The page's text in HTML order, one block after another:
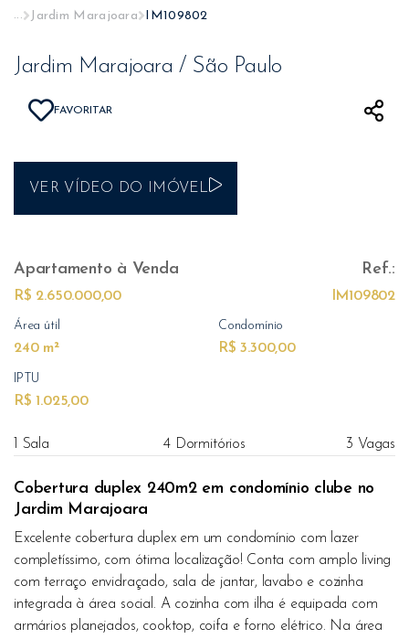
... Jardim Marajoara IM109802
Jardim Marajoara / São Paulo
FAVORITAR
VER VÍDEO DO IMÓVEL
Apartamento à Venda
R$ 2.650.000,00
Ref.:
IM109802
Área útil
240 m²
Condomínio
R$ 3.300,00
IPTU
R$ 1.025,00
1 Sala 4 Dormitórios 3 Vagas
Cobertura duplex 240m2 em condomínio clube no
Jardim Marajoara
Excelente cobertura duplex em um condomínio com lazer
completíssimo, com ótima localização! Conta com amplo living
com terraço envidraçado, sala de jantar, lavabo e cozinha
integrada à área social. A cozinha com ilha é equipada com
armários planejados, cooktop, coifa e forno elétrico. Na área